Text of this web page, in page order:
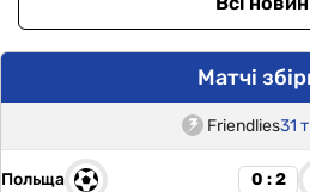
Матчі
Friendlies31
Польща 0 : 2